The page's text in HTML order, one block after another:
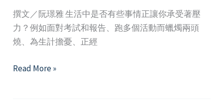
撰文／阮璟雅 生活中是否有些事情正讓你承受著壓
力？例如面對考試和報告、跑多個活動而蠟燭兩頭
燒、為生計擔憂、正經
它
Read More »